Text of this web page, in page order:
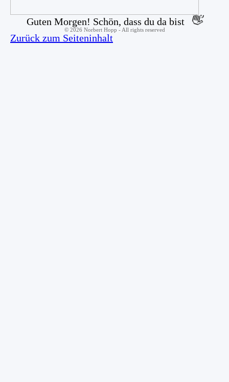
Guten Morgen! Schön, dass du da bist 👋
© 2026 Norbert Hopp - All rights reserved
Zurück zum Seiteninhalt